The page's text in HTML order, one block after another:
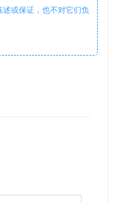
或保证，也不对它们负